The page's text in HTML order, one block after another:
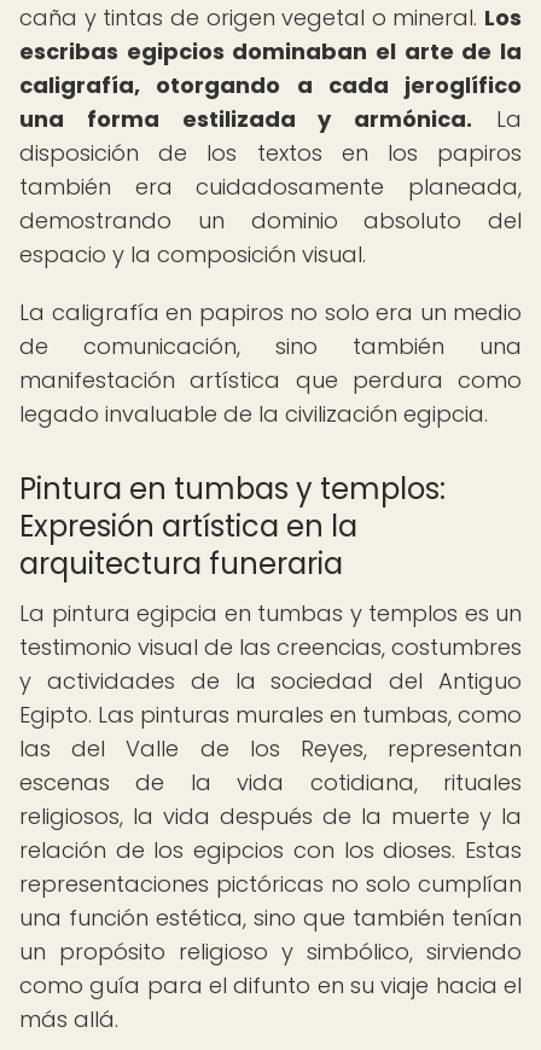
caña y tintas de origen vegetal o mineral. Los
escribas egipcios dominaban el arte de la
caligrafía, otorgando a cada jeroglífico
una forma estilizada y armónica. La
disposición de los textos en los papiros
también era cuidadosamente planeada,
demostrando un dominio absoluto del
espacio y la composición visual.
La caligrafía en papiros no solo era un medio
de comunicación, sino también una
manifestación artística que perdura como
legado invaluable de la civilización egipcia.
Pintura en tumbas y templos:
Expresión artística en la
arquitectura funeraria
La pintura egipcia en tumbas y templos es un
testimonio visual de las creencias, costumbres
y actividades de la sociedad del Antiguo
Egipto. Las pinturas murales en tumbas, como
las del Valle de los Reyes, representan
escenas de la vida cotidiana, rituales
religiosos, la vida después de la muerte y la
relación de los egipcios con los dioses. Estas
representaciones pictóricas no solo cumplían
una función estética, sino que también tenían
un propósito religioso y simbólico, sirviendo
como guía para el difunto en su viaje hacia el
más allá.